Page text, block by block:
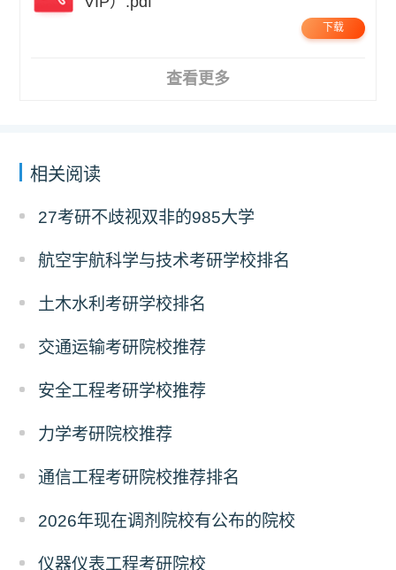
下载
查看更多
相关阅读
27考研不歧视双非的985大学
航空宇航科学与技术考研学校排名
土木水利考研学校排名
交通运输考研院校推荐
安全工程考研学校推荐
力学考研院校推荐
通信工程考研院校推荐排名
2026年现在调剂院校有公布的院校
仪器仪表工程考研院校